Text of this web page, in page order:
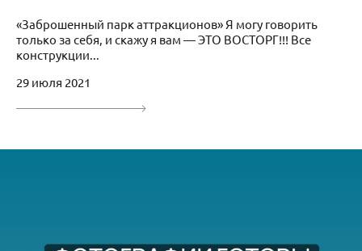
«Заброшенный парк аттракционов» Я могу говорить
только за себя, и скажу я вам — ЭТО ВОСТОРГ!!! Все
конструкции...
29 июля 2021